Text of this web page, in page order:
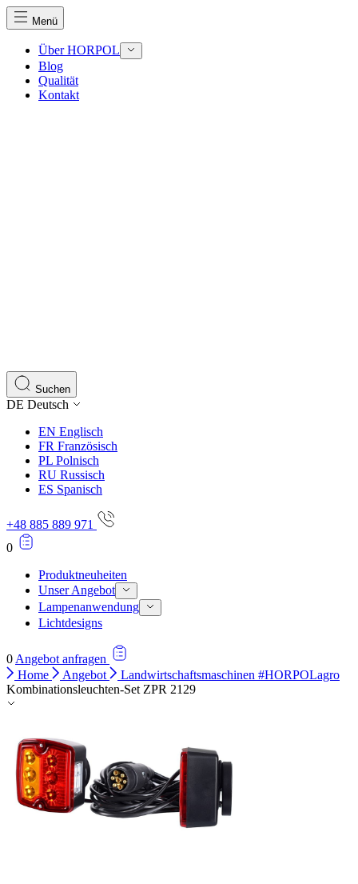
Menü
Über HORPOL
Blog
Qualität
Kontakt
Suchen
DE Deutsch
EN Englisch
FR Französisch
PL Polnisch
RU Russisch
ES Spanisch
+48 885 889 971
0
Produktneuheiten
Unser Angebot
Lampenanwendung
Lichtdesigns
0 Angebot anfragen
Home
Angebot
Landwirtschaftsmaschinen #HORPOLagro
Kombinationsleuchten-Set ZPR 2129
Marketing-Cookies werden verwendet, um Benutzer
einzelnen Benutzer relevant und ansprechend sind und
Nicht kategorisiert.
Andere nicht kategorisierte Cookies sind solche, die